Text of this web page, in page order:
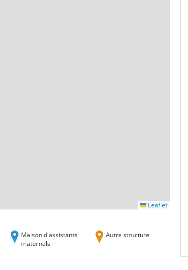
Leaflet
Maison d'assistants
maternels
Autre structure